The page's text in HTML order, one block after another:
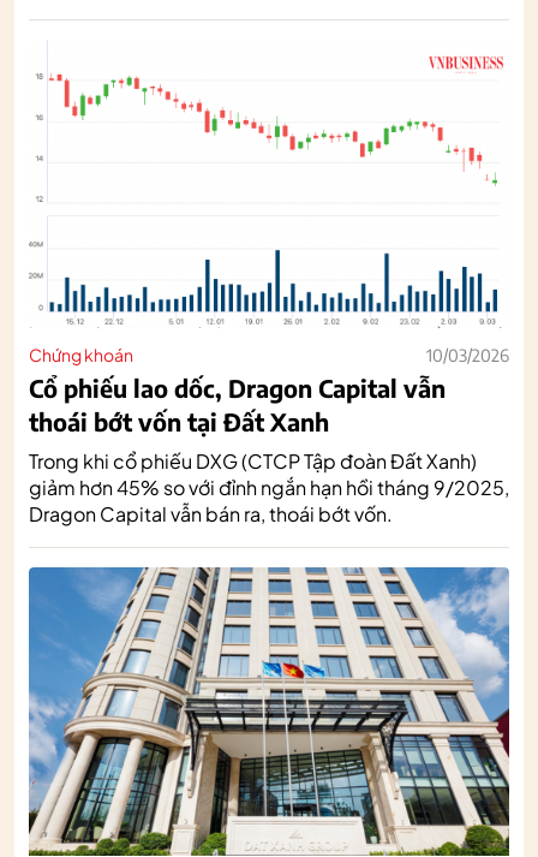
Chứng khoán 10/03/2026
Cổ phiếu lao dốc, Dragon Capital vẫn
thoái bớt vốn tại Đất Xanh
Trong khi cổ phiếu DXG (CTCP Tập đoàn Đất Xanh)
giảm hơn 45% so với đỉnh ngắn hạn hồi tháng 9/2025,
Dragon Capital vẫn bán ra, thoái bớt vốn.